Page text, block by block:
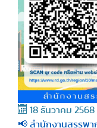
18 ธันวาคม 2568
📢 สำนักงานสรรพา